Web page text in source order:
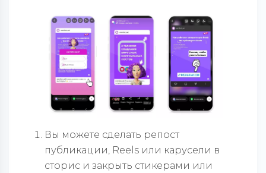
Вы можете сделать репост
публикации, Reels или карусели в
сторис и закрыть стикерами или